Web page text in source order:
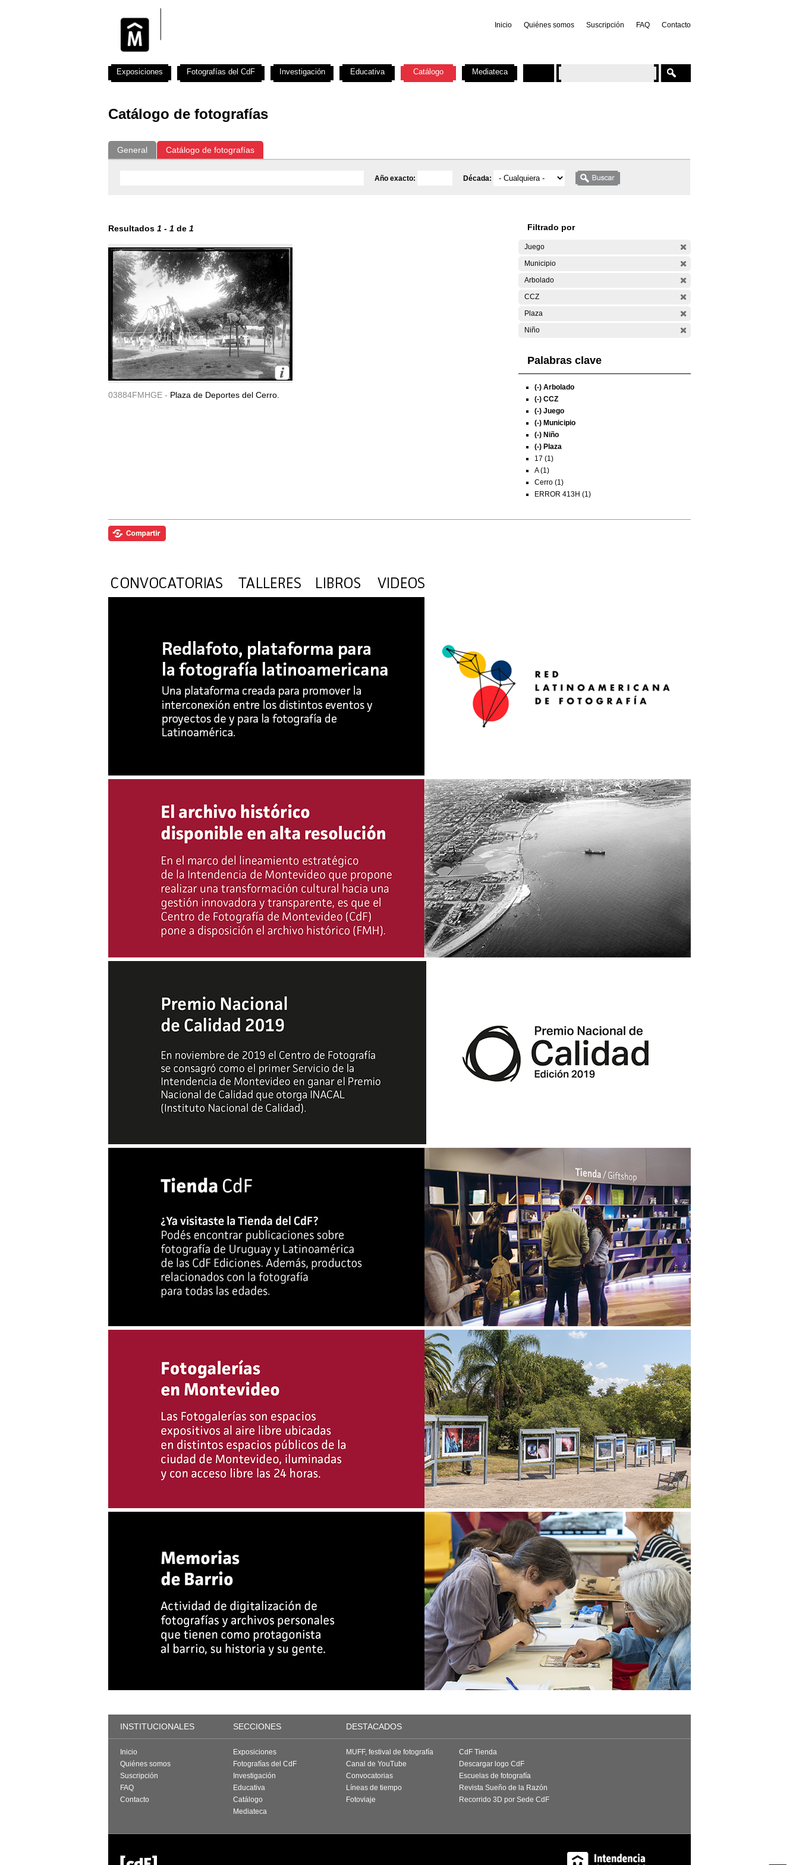
Inicio Quiénes somos Suscripción FAQ Contacto
Catálogo de fotografías
General Catálogo de fotografías
Año exacto: Década:
Resultados 1 - 1 de 1
03884FMHGE - Plaza de Deportes del Cerro.
Filtrado por
Juego
Municipio
Arbolado
CCZ
Plaza
Niño
Palabras clave
(-) Arbolado
(-) CCZ
(-) Juego
(-) Municipio
(-) Niño
(-) Plaza
17 (1)
A (1)
Cerro (1)
ERROR 413H (1)
Exposiciones Fotografías del CdF Investigación Educativa Catálogo Mediateca
INSTITUCIONALES SECCIONES DESTACADOS
Inicio
Quiénes somos
Suscripción
FAQ
Contacto
Exposiciones
Fotografías del CdF
Investigación
Educativa
Catálogo
Mediateca
MUFF, festival de fotografía
Canal de YouTube
Convocatorias
Líneas de tiempo
Fotoviaje
CdF Tienda
Descargar logo CdF
Escuelas de fotografía
Revista Sueño de la Razón
Recorrido 3D por Sede CdF